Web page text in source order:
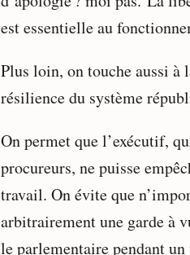
est essentielle au
Plus loin, on touche aussi à
résilience du système
On permet que l’exécutif,
procureurs, ne puisse
travail. On évite que
arbitrairement une garde à
le parlementaire pendant